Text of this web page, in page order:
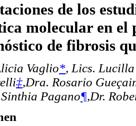
de los
molecular en el
de fibrosis
Vaglio*, Lics.
‡,Dra. Rosario
Pagano¶,Dr.